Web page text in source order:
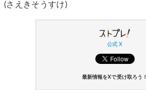
(さえきそうすけ)
公式 X
最新情報をXで受け取ろう！